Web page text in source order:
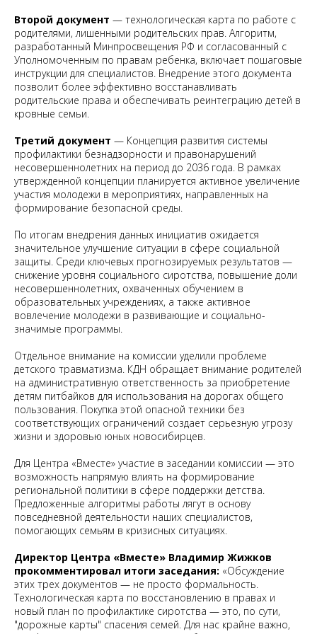
Второй документ — технологическая карта по работе с
родителями, лишенными родительских прав. Алгоритм,
разработанный Минпросвещения РФ и согласованный с
Уполномоченным по правам ребенка, включает пошаговые
инструкции для специалистов. Внедрение этого документа
позволит более эффективно восстанавливать
родительские права и обеспечивать реинтеграцию детей в
кровные семьи.
Третий документ — Концепция развития системы
профилактики безнадзорности и правонарушений
несовершеннолетних на период до 2036 года. В рамках
утвержденной концепции планируется активное увеличение
участия молодежи в мероприятиях, направленных на
формирование безопасной среды.
По итогам внедрения данных инициатив ожидается
значительное улучшение ситуации в сфере социальной
защиты. Среди ключевых прогнозируемых результатов —
снижение уровня социального сиротства, повышение доли
несовершеннолетних, охваченных обучением в
образовательных учреждениях, а также активное
вовлечение молодежи в развивающие и социально-
значимые программы.
Отдельное внимание на комиссии уделили проблеме
детского травматизма. КДН обращает внимание родителей
на административную ответственность за приобретение
детям питбайков для использования на дорогах общего
пользования. Покупка этой опасной техники без
соответствующих ограничений создает серьезную угрозу
жизни и здоровью юных новосибирцев.
Для Центра «Вместе» участие в заседании комиссии — это
возможность напрямую влиять на формирование
региональной политики в сфере поддержки детства.
Предложенные алгоритмы работы лягут в основу
повседневной деятельности наших специалистов,
помогающих семьям в кризисных ситуациях.
Директор Центра «Вместе» Владимир Жижков
прокомментировал итоги заседания: «Обсуждение
этих трех документов — не просто формальность.
Технологическая карта по восстановлению в правах и
новый план по профилактике сиротства — это, по сути,
"дорожные карты" спасения семей. Для нас крайне важно,